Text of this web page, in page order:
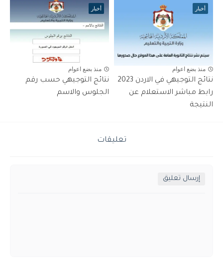
أخبار
منذ بضع اعوام
نتائج التوجيهي في الاردن 2023
رابط مباشر الاستعلام عن
النتيجة
أخبار
منذ بضع اعوام
نتائج التوجيهي حسب رقم
الجلوس والاسم
تعليقات
إرسال تعليق